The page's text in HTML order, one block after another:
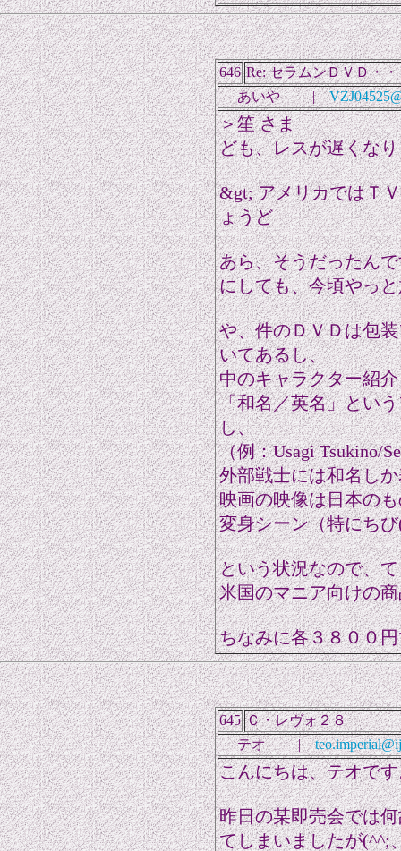
646 Re: セラムンＤＶＤ・
あいや |
＞笙 さま
ども、レスが遅くな
&gt; アメリカではＴ
ょうど
あら、そうだったん
にしても、今頃やっ
や、件のＤＶＤは包
いてあるし、
中のキャラクター紹
「和名／英名」とい
し、
（例：Usagi Tsukino/
外部戦士には和名し
映画の映像は日本の
変身シーン（特にち
という状況なので、
米国のマニア向けの
ちなみに各３８００
645 Ｃ・レヴォ２８
テオ |
こんにちは、テオで
昨日の某即売会では
てしまいましたが(^^;